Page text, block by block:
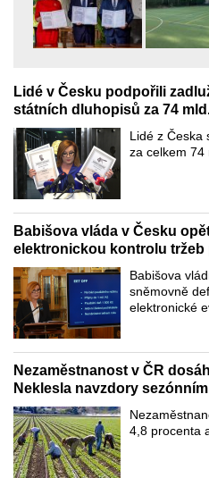
Lidé v Česku podpořili
státních dluhopisů za 74
Lidé z Česka
za celkem 74
Babišova vláda v Česku
elektronickou kontrolu tržeb
Babišova
sněmovně
elektronické
Nezaměstnanost v ČR
Neklesla navzdory
4,8 procenta